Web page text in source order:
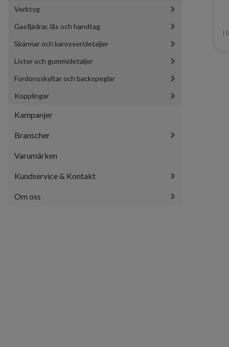
Verktyg
Gasfjädrar, lås och handtag
Skärmar och karosseridetaljer
Lister och gummidetaljer
Fordonsskyltar och backspeglar
Kopplingar
Kampanjer
Branscher
Varumärken
Kundservice & Kontakt
Om oss
I